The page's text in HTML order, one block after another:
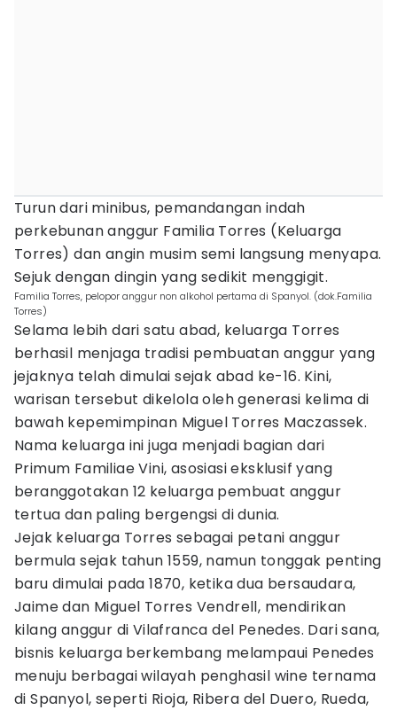
Turun dari minibus, pemandangan indah
perkebunan anggur Familia Torres (Keluarga
Torres) dan angin musim semi langsung menyapa.
Sejuk dengan dingin yang sedikit menggigit.
Familia Torres, pelopor anggur non alkohol pertama di Spanyol. (dok.Familia
Torres)
Selama lebih dari satu abad, keluarga Torres
berhasil menjaga tradisi pembuatan anggur yang
jejaknya telah dimulai sejak abad ke-16. Kini,
warisan tersebut dikelola oleh generasi kelima di
bawah kepemimpinan Miguel Torres Maczassek.
Nama keluarga ini juga menjadi bagian dari
Primum Familiae Vini, asosiasi eksklusif yang
beranggotakan 12 keluarga pembuat anggur
tertua dan paling bergengsi di dunia.
Jejak keluarga Torres sebagai petani anggur
bermula sejak tahun 1559, namun tonggak penting
baru dimulai pada 1870, ketika dua bersaudara,
Jaime dan Miguel Torres Vendrell, mendirikan
kilang anggur di Vilafranca del Penedes. Dari sana,
bisnis keluarga berkembang melampaui Penedes
menuju berbagai wilayah penghasil wine ternama
di Spanyol, seperti Rioja, Ribera del Duero, Rueda,